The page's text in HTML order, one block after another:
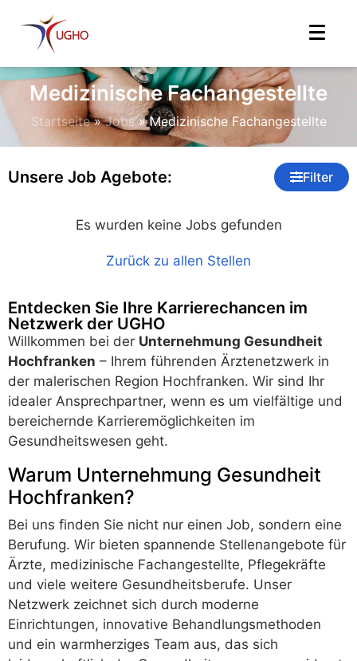
Medizinische Fachangestellte
Startseite»Jobs»Medizinische Fachangestellte
Unsere Job Agebote: Filter
Es wurden keine Jobs gefunden
Zurück zu allen Stellen
Entdecken Sie Ihre Karrierechancen im
Netzwerk der UGHO
Willkommen bei der Unternehmung Gesundheit
Hochfranken – Ihrem führenden Ärztenetzwerk in
der malerischen Region Hochfranken. Wir sind Ihr
idealer Ansprechpartner, wenn es um vielfältige und
bereichernde Karrieremöglichkeiten im
Gesundheitswesen geht.
Warum Unternehmung Gesundheit
Hochfranken?
Bei uns finden Sie nicht nur einen Job, sondern eine
Berufung. Wir bieten spannende Stellenangebote für
Ärzte, medizinische Fachangestellte, Pflegekräfte
und viele weitere Gesundheitsberufe. Unser
Netzwerk zeichnet sich durch moderne
Einrichtungen, innovative Behandlungsmethoden
und ein warmherziges Team aus, das sich